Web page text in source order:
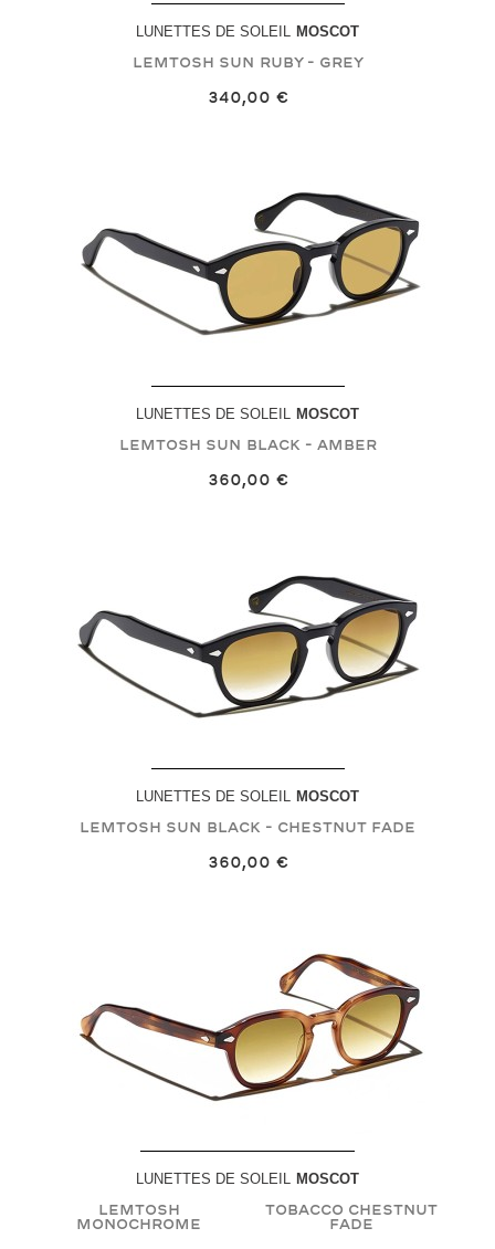
LUNETTES DE SOLEIL MOSCOT
LEMTOSH SUN Ruby - Grey
340,00 €
LUNETTES DE SOLEIL MOSCOT
LEMTOSH SUN Black - Amber
360,00 €
LUNETTES DE SOLEIL MOSCOT
LEMTOSH SUN Black - Chestnut Fade
360,00 €
LUNETTES DE SOLEIL MOSCOT
LEMTOSH
MONOCHROME
Tobacco Chestnut
Fade